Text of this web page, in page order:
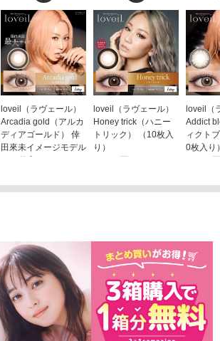
loveil（ラヴェール）
Arcadia gold（アルカ
ディアゴールド） 倖
田來未イメージモデル
（10枚入り）
loveil（ラヴェール）
Honey trick（ハニー
トリック） （10枚入
り）
loveil（
Addict
ィクト
0枚入り